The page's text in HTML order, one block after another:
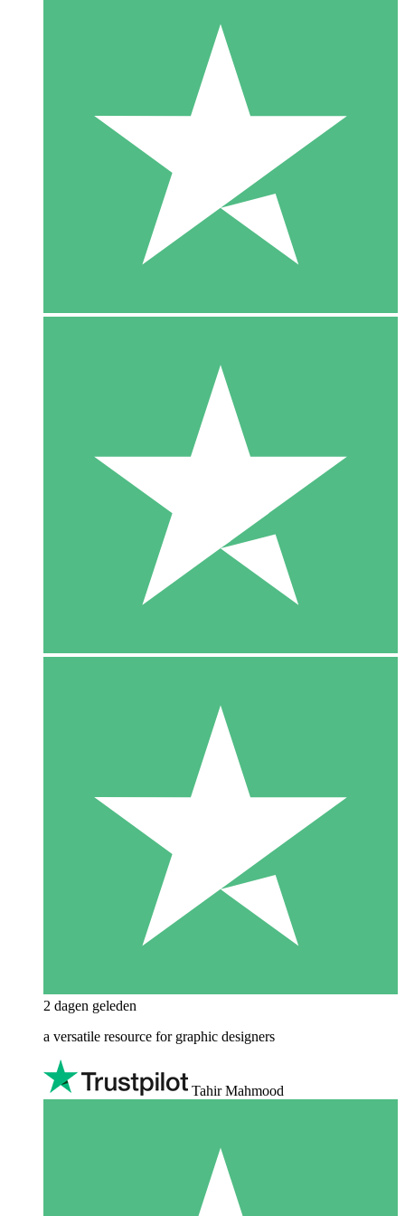
2 dagen geleden
a versatile resource for graphic designers
Tahir Mahmood